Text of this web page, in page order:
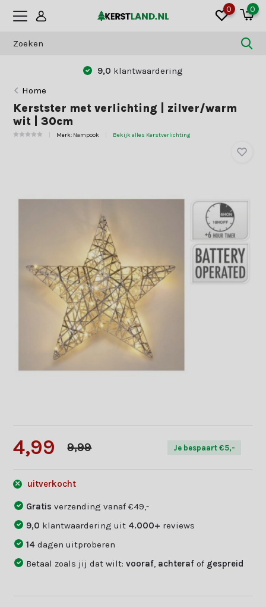
0 0
9,0 klantwaardering
Home
Kerstster met verlichting | zilver/warm
wit | 30cm
Merk: Nampook Bekijk alles Kerstverlichting
4,99 9,99 Je bespaart €5,-
uitverkocht
Gratisverzending vanaf €49,-
9,0 klantwaardering uit 4.000+ reviews
14dagen uitproberen
Betaal zoals jij dat wilt:vooraf achteraf of gespreid